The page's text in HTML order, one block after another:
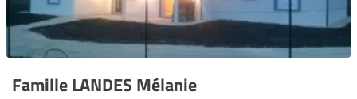
Famille LANDES Mélanie